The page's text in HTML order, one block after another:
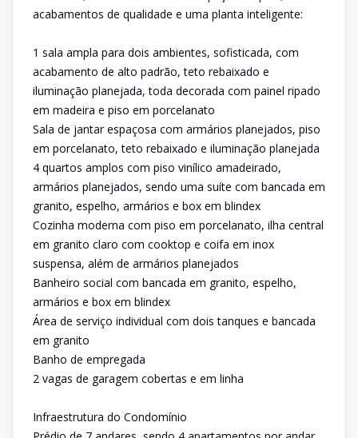
acabamentos de qualidade e uma planta inteligente:
1 sala ampla para dois ambientes, sofisticada, com
acabamento de alto padrão, teto rebaixado e
iluminação planejada, toda decorada com painel ripado
em madeira e piso em porcelanato
Sala de jantar espaçosa com armários planejados, piso
em porcelanato, teto rebaixado e iluminação planejada
4 quartos amplos com piso vinílico amadeirado,
armários planejados, sendo uma suíte com bancada em
granito, espelho, armários e box em blindex
Cozinha moderna com piso em porcelanato, ilha central
em granito claro com cooktop e coifa em inox
suspensa, além de armários planejados
Banheiro social com bancada em granito, espelho,
armários e box em blindex
Área de serviço individual com dois tanques e bancada
em granito
Banho de empregada
2 vagas de garagem cobertas e em linha
Infraestrutura do Condomínio